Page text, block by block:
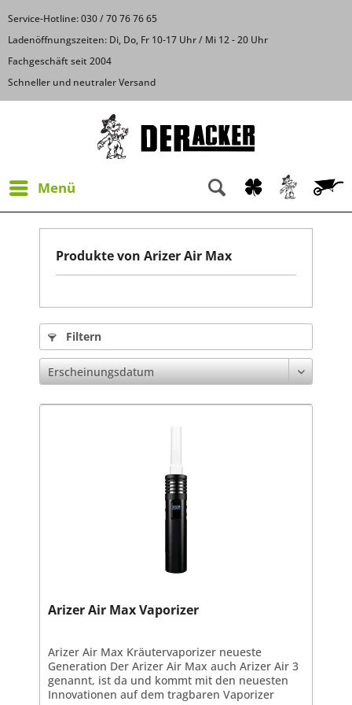
Service-Hotline: 030 / 70 76 76 65
Ladenöffnungszeiten: Di, Do, Fr 10-17 Uhr / Mi 12 - 20 Uhr
Fachgeschäft seit 2004
Schneller und neutraler Versand
Menü
Produkte von Arizer Air Max
Filtern
Arizer Air Max Vaporizer
Arizer Air Max Kräutervaporizer neueste
Generation Der Arizer Air Max auch Arizer Air 3
genannt, ist da und kommt mit den neuesten
Innovationen auf dem tragbaren Vaporizer